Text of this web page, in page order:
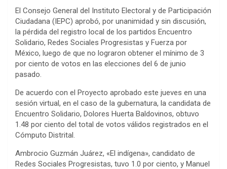
El Consejo General del Instituto Electoral y de Participación
Ciudadana (IEPC) aprobó, por unanimidad y sin discusión,
la pérdida del registro local de los partidos Encuentro
Solidario, Redes Sociales Progresistas y Fuerza por
México, luego de que no lograron obtener el mínimo de 3
por ciento de votos en las elecciones del 6 de junio
pasado.
De acuerdo con el Proyecto aprobado este jueves en una
sesión virtual, en el caso de la gubernatura, la candidata de
Encuentro Solidario, Dolores Huerta Baldovinos, obtuvo
1.48 por ciento del total de votos válidos registrados en el
Cómputo Distrital.
Ambrocio Guzmán Juárez, «El indígena», candidato de
Redes Sociales Progresistas, tuvo 1.0 por ciento, y Manuel